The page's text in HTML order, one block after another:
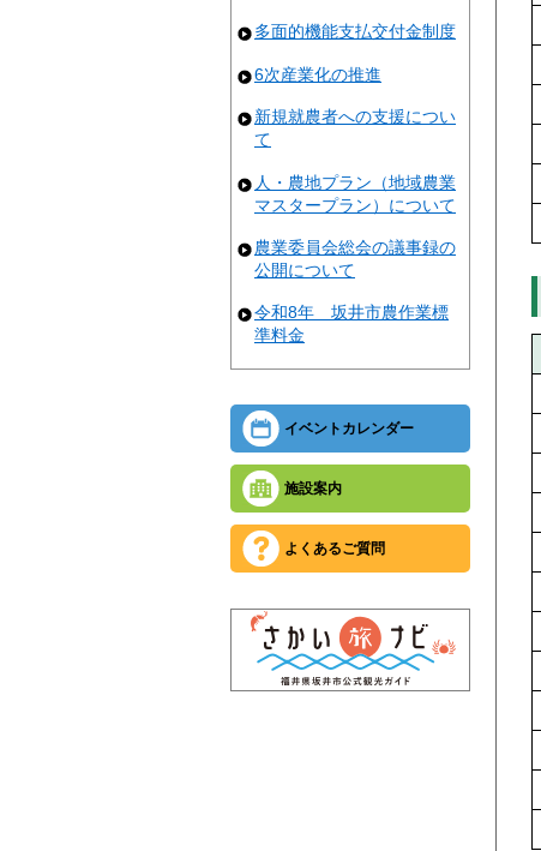
多面的機能支払交付金制度
6次産業化の推進
新規就農者への支援につい
て
人・農地プラン（地域農業
マスタープラン）について
農業委員会総会の議事録の
公開について
令和8年 坂井市農作業標
準料金
イベントカレンダー
施設案内
よくあるご質問